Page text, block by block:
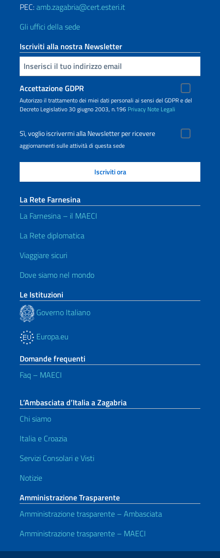
PEC:amb.zagabria@cert.esteri.it
Gli uffici della sede
Iscriviti alla nostra Newsletter
Inserisci la tua email
Accettazione GDPR
Autorizzo il trattamento dei miei dati personali ai sensi del GDPR e del
Decreto Legislativo 30 giugno 2003, n.196 Privacy Note Legali
Sì, voglio iscrivermi alla Newsletter per ricevere
aggiornamenti sulle attività di questa sede
La Rete Farnesina
La Farnesina – il MAECI
La Rete diplomatica
Viaggiare sicuri
Dove siamo nel mondo
Le Istituzioni
Governo Italiano
Europa.eu
Domande frequenti
Faq – MAECI
L’Ambasciata d’Italia a Zagabria
Chi siamo
Italia e Croazia
Servizi Consolari e Visti
Notizie
Amministrazione Trasparente
Amministrazione trasparente – Ambasciata
Amministrazione trasparente – MAECI